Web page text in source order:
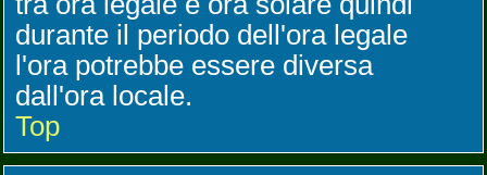
durante il periodo dell'ora legale
l'ora potrebbe essere diversa
dall'ora locale.
Top